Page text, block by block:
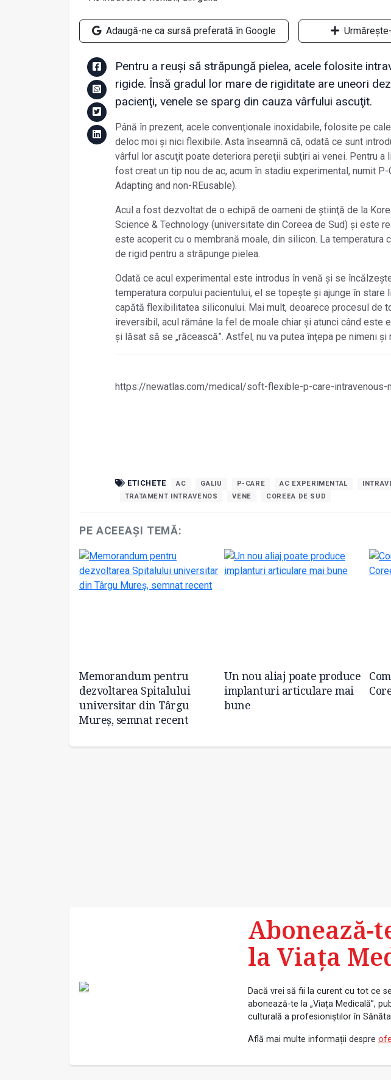
Adaugă-ne ca sursă preferată în Google
Pentru a reuși să străpungă pielea, acele folosite
rigide. Însă gradul lor mare de rigiditate are uneori
pacienţi, venele se sparg din cauza vârfului ascuţit.
Până în prezent, acele convenţionale inoxidabile, folosite pe
deloc moi și nici flexibile. Asta înseamnă că, odată ce sunt
vârful lor ascuţit poate deteriora pereţii subţiri ai venei. Pentru a
fost creat un tip nou de ac, acum în stadiu experimental, numit
Adapting and non-REusable).
Acul a fost dezvoltat de o echipă de oameni de știinţă de la
Science & Technology (universitate din Coreea de Sud) și este
este acoperit cu o membrană moale, din silicon. La temperatura
de rigid pentru a străpunge pielea.
Odată ce acul experimental este introdus în venă și se
temperatura corpului pacientului, el se topește și ajunge în stare
capătă flexibilitatea siliconului. Mai mult, deoarece procesul de
ireversibil, acul rămâne la fel de moale chiar și atunci când este
și lăsat să se „răcească”. Astfel, nu va putea înţepa pe nimeni
https://newatlas.com/medical/soft-flexible-p-care-intravenous-
ETICHETE AC GALIU P-CARE AC EXPERIMENTAL
TRATAMENT INTRAVENOS
VENE COREEA DE SUD
PE ACEEAȘI TEMĂ:
Memorandum pentru
dezvoltarea Spitalului
universitar din Târgu
Mureș, semnat recent
Un nou aliaj poate produce
implanturi articulare mai
bune
Abonează-
la Viața
Dacă vrei să fii la curent cu tot ce
abonează-te la „Viața Medicală”,
culturală a profesioniștilor în
Află mai multe informații despre